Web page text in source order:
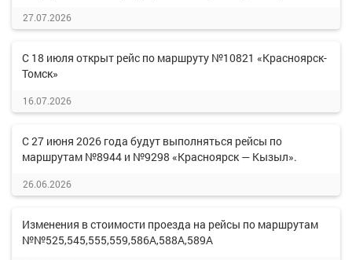
27.07.2026
С 18 июля открыт рейс по маршруту №10821 «Красноярск-
Томск»
16.07.2026
С 27 июня 2026 года будут выполняться рейсы по
маршрутам №8944 и №9298 «Красноярск — Кызыл».
26.06.2026
Изменения в стоимости проезда на рейсы по маршрутам
№№525,545,555,559,586А,588А,589А